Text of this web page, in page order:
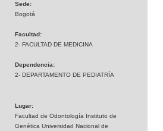
Sede:
Bogotá
Facultad:
2- FACULTAD DE MEDICINA
Dependencia:
2- DEPARTAMENTO DE PEDIATRÍA
Lugar:
Facultad de Odontología Instituto de
Genética Universidad Nacional de